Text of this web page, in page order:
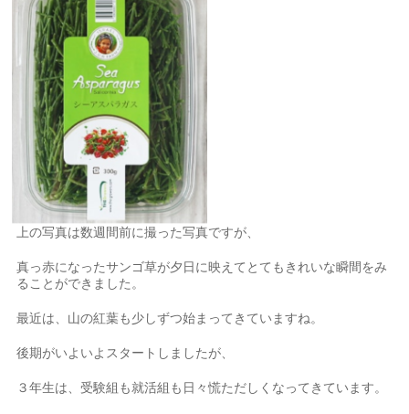
上の写真は数週間前に撮った写真ですが、
真っ赤になったサンゴ草が夕日に映えてとてもきれいな瞬間をみ
ることができました。
最近は、山の紅葉も少しずつ始まってきていますね。
後期がいよいよスタートしましたが、
３年生は、受験組も就活組も日々慌ただしくなってきています。